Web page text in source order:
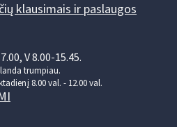
klausimais ir paslaugos
V 8.00-15.45.
trumpiau.
8.00 val. - 12.00 val.